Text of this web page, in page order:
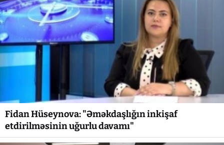
Fidan Hüseynova: "Əməkdaşlığın inkişaf
etdirilməsinin uğurlu davamı"